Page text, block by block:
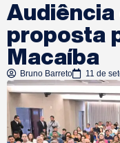
proposta
Macaíba
Bruno Barreto 11 de